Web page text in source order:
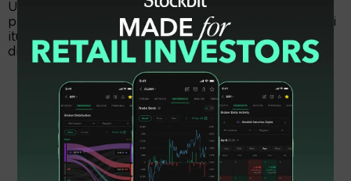
Utama CFX Subani mengatakan peningkatan
pemanfaatan berbagai instrumen berbasis teknologi
itu berpotensi mentransformasi sektor keuangan
digital dalam kegiatan sehari-hari.